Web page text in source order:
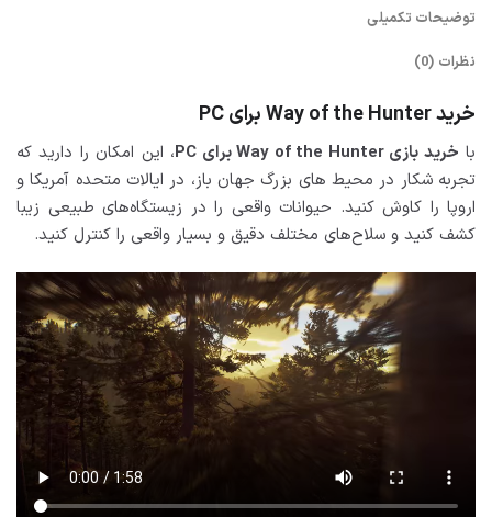
توضیحات تکمیلی
نظرات (0)
خرید Way of the Hunter برای PC
با خرید بازی Way of the Hunter برای PC
، این امکان را دارید که
تجربه شکار در محیط های بزرگ جهان باز، در ایالات متحده آمریکا و
اروپا را کاوش کنید. حیوانات واقعی را در زیستگاه‌های طبیعی زیبا
کشف کنید و سلاح‌های مختلف دقیق و بسیار واقعی را کنترل کنید.